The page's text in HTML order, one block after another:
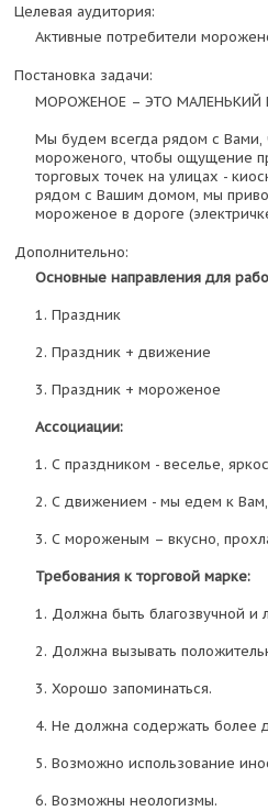
Целевая аудитория:
Активные потребители
Постановка задачи:
МОРОЖЕНОЕ – ЭТО МАЛЕНЬКИЙ
Мы будем всегда рядом с Вами,
мороженого, чтобы ощущение
торговых точек на улицах -
рядом с Вашим домом, мы
мороженое в дороге
Дополнительно:
Основные направления для
1. Праздник
2. Праздник + движение
3. Праздник + мороженое
Ассоциации:
1. С праздником - веселье,
2. С движением - мы едем к
3. С мороженым – вкусно,
Требования к торговой марке:
1. Должна быть благозвучной и
2. Должна вызывать
3. Хорошо запоминаться.
4. Не должна содержать более
5. Возможно использование
6. Возможны неологизмы.